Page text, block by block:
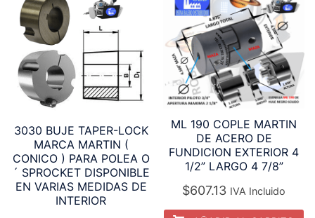
3030 BUJE TAPER-LOCK
MARCA MARTIN (
CONICO ) PARA POLEA O
´ SPROCKET DISPONIBLE
EN VARIAS MEDIDAS DE
INTERIOR
ML 190 COPLE MARTIN
DE ACERO DE
FUNDICION EXTERIOR 4
1/2” LARGO 4 7/8”
$607.13 IVA Incluido